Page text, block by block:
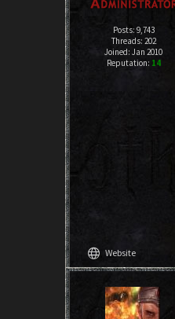
Posts: 9,743
Threads: 202
Joined: Jan 2010
Reputation: 14
language Website